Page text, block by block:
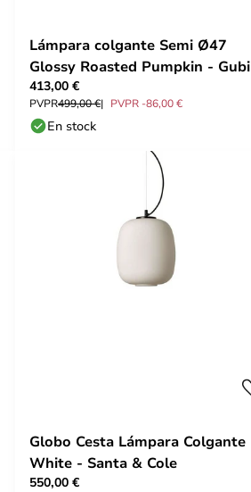
Lámpara colgante Semi Ø47
Glossy Roasted Pumpkin - Gubi
413,00 €
PVPR499,00 € PVPR -86,00 €
En stock
Globo Cesta Lámpara Colgante
White - Santa & Cole
550,00 €